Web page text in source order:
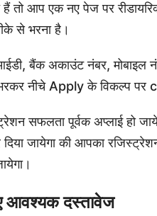
तो आप एक नए पेज पर
से भरना है।
बैंक अकाउंट नंबर, मोबाइल
भरकर नीचे Apply के विकल्प पर
सफलता पूर्वक अप्लाई हो
जायेगा की आपका
आवश्यक दस्तावेज